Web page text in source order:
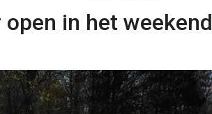
in het weekend